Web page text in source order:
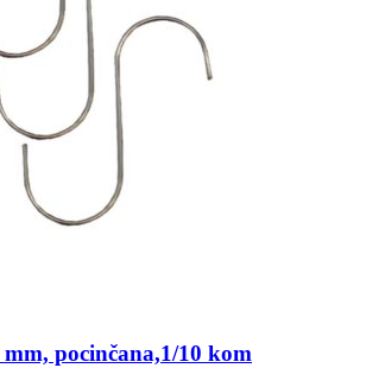
pocinčana,1/10 kom